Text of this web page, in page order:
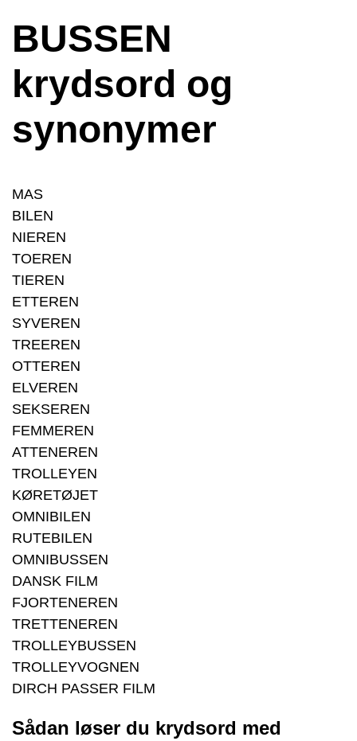
BUSSEN
krydsord og
synonymer
MAS
BILEN
NIEREN
TOEREN
TIEREN
ETTEREN
SYVEREN
TREEREN
OTTEREN
ELVEREN
SEKSEREN
FEMMEREN
ATTENEREN
TROLLEYEN
KØRETØJET
OMNIBILEN
RUTEBILEN
OMNIBUSSEN
DANSK FILM
FJORTENEREN
TRETTENEREN
TROLLEYBUSSEN
TROLLEYVOGNEN
DIRCH PASSER FILM
Sådan løser du krydsord med